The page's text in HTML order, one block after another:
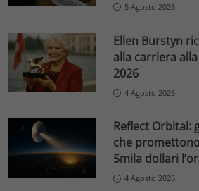
5 Agosto 2026
Ellen Burstyn
alla carriera
2026
4 Agosto 2026
Reflect Orbital:
che
5mila dollari
4 Agosto 2026